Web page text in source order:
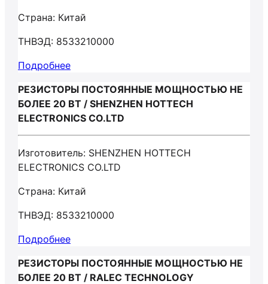
Страна: Китай
ТНВЭД: 8533210000
Подробнее
РЕЗИСТОРЫ ПОСТОЯННЫЕ МОЩНОСТЬЮ НЕ
БОЛЕЕ 20 ВТ / SHENZHEN HOTTECH
ELECTRONICS CO.LTD
Изготовитель: SHENZHEN HOTTECH
ELECTRONICS CO.LTD
Страна: Китай
ТНВЭД: 8533210000
Подробнее
РЕЗИСТОРЫ ПОСТОЯННЫЕ МОЩНОСТЬЮ НЕ
БОЛЕЕ 20 ВТ / RALEC TECHNOLOGY